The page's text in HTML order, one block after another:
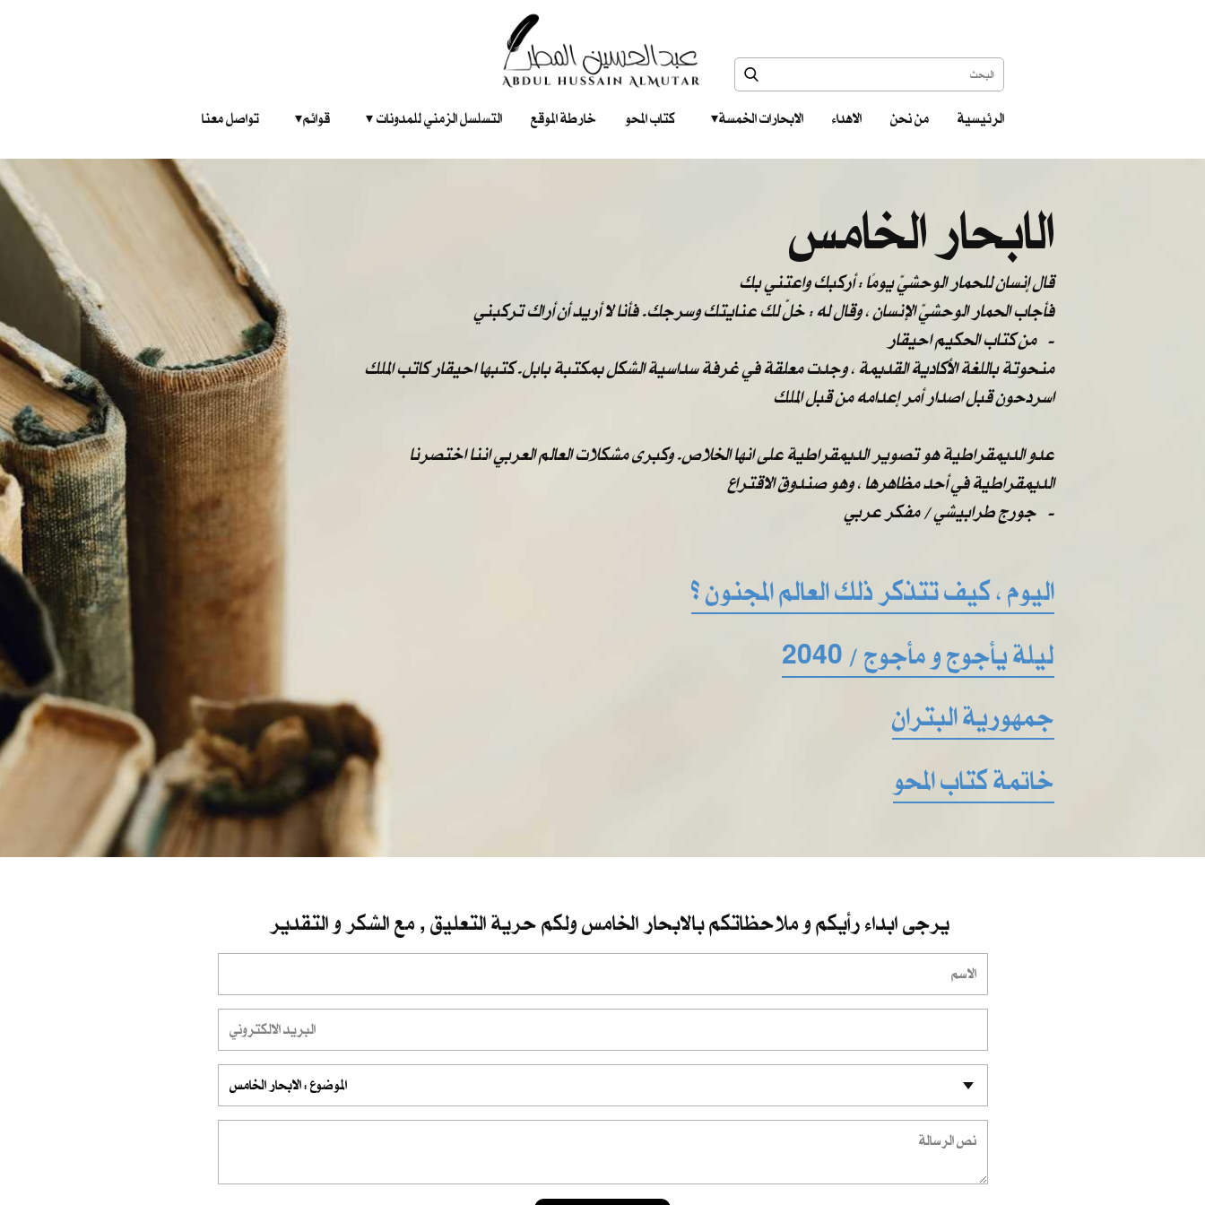
الرئيسية من نحن الاهداء الابحارات الخمسة ‎ ‎ ‎ كتاب المحو خارطة الموقع التسلسل الزمني للمدونات‎ ‎ ‎ ‎ ‎ قوائم‎ ‎ ‎ ‎ تواصل معنا
الابحار الخامس
قال إنسان للحمار الوحشيّ يومًا : أركبك واعتني بك
فأجاب الحمار الوحشيّ الإنسان ، وقال له : خلّ لك عنايتك وسرجك. فأنا لا أريد أن أراك تركبني
من كتاب الحكيم احيقار -
منحوتة باللغة الأكادية القديمة ، وجدت معلقة في غرفة سداسية الشكل بمكتبة بابل. كتبها احيقار كاتب الملك
اسردحون قبل اصدار أمر إعدامه من قبل الملك
عدو الديمقراطية هو تصوير الديمقراطية على انها الخلاص. وكبرى مشكلات العالم العربي اننا اختصرنا
الديمقراطية في أحد مظاهرها ، وهو صندوق الاقتراع
​​ ​​جورج طرابيشي / مفكر عربي -
اليوم ، كيف تتذكر ذلك العالم المجنون ؟
ليلة يأجوج و مأجوج / 2040
جمهورية البتران
خاتمة كتاب المحو
يرجى ابداء رأيكم و ملاحظاتكم بالابحار الخامس ولكم حرية التعليق , مع الشكر و التقدير